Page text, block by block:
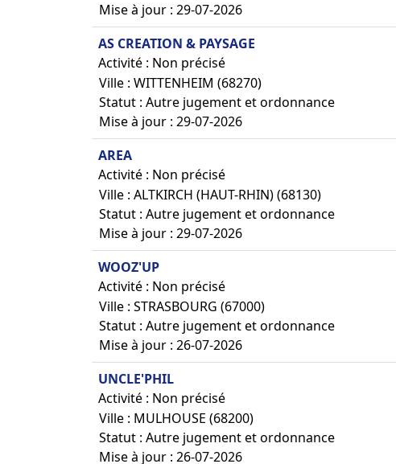
Mise à jour : 29-07-2026
AS CREATION & PAYSAGE
Activité : Non précisé
Ville : WITTENHEIM (68270)
Statut : Autre jugement et ordonnance
Mise à jour : 29-07-2026
AREA
Activité : Non précisé
Ville : ALTKIRCH (HAUT-RHIN) (68130)
Statut : Autre jugement et ordonnance
Mise à jour : 29-07-2026
WOOZ'UP
Activité : Non précisé
Ville : STRASBOURG (67000)
Statut : Autre jugement et ordonnance
Mise à jour : 26-07-2026
UNCLE'PHIL
Activité : Non précisé
Ville : MULHOUSE (68200)
Statut : Autre jugement et ordonnance
Mise à jour : 26-07-2026